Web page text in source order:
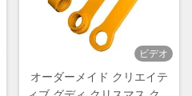
ビデオ
オーダーメイド クリエイテ